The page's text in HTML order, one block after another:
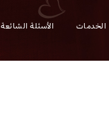
الخدمات الأسئلة الشائعة